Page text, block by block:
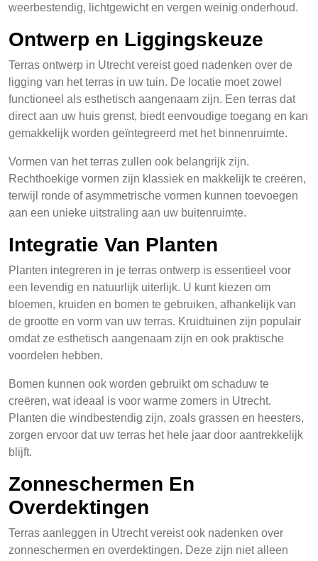
weerbestendig, lichtgewicht en vergen weinig onderhoud.
Ontwerp en Liggingskeuze
Terras ontwerp in Utrecht vereist goed nadenken over de
ligging van het terras in uw tuin. De locatie moet zowel
functioneel als esthetisch aangenaam zijn. Een terras dat
direct aan uw huis grenst, biedt eenvoudige toegang en kan
gemakkelijk worden geïntegreerd met het binnenruimte.
Vormen van het terras zullen ook belangrijk zijn.
Rechthoekige vormen zijn klassiek en makkelijk te creëren,
terwijl ronde of asymmetrische vormen kunnen toevoegen
aan een unieke uitstraling aan uw buitenruimte.
Integratie Van Planten
Planten integreren in je terras ontwerp is essentieel voor
een levendig en natuurlijk uiterlijk. U kunt kiezen om
bloemen, kruiden en bomen te gebruiken, afhankelijk van
de grootte en vorm van uw terras. Kruidtuinen zijn populair
omdat ze esthetisch aangenaam zijn en ook praktische
voordelen hebben.
Bomen kunnen ook worden gebruikt om schaduw te
creëren, wat ideaal is voor warme zomers in Utrecht.
Planten die windbestendig zijn, zoals grassen en heesters,
zorgen ervoor dat uw terras het hele jaar door aantrekkelijk
blijft.
Zonneschermen En
Overdektingen
Terras aanleggen in Utrecht vereist ook nadenken over
zonneschermen en overdektingen. Deze zijn niet alleen